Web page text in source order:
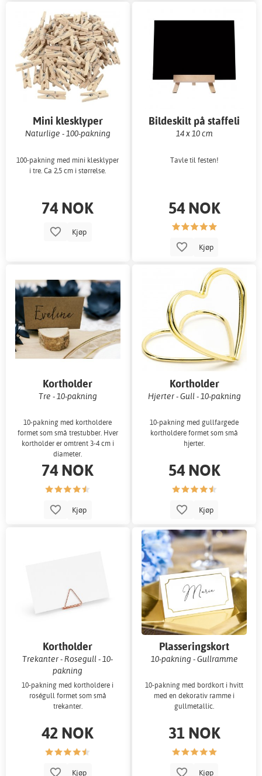
Mini klesklyper
Naturlige - 100-pakning
100-pakning med mini klesklyper
i tre. Ca 2,5 cm i størrelse.
74 NOK
Kjøp
Bildeskilt på staffeli
14 x 10 cm
Tavle til festen!
54 NOK
Kjøp
Kortholder
Tre - 10-pakning
10-pakning med kortholdere
formet som små trestubber. Hver
kortholder er omtrent 3-4 cm i
diameter.
74 NOK
Kjøp
Kortholder
Hjerter - Gull - 10-pakning
10-pakning med gullfargede
kortholdere formet som små
hjerter.
54 NOK
Kjøp
Kortholder
Trekanter - Rosegull - 10-
pakning
10-pakning med kortholdere i
roségull formet som små
trekanter.
42 NOK
Kjøp
Plasseringskort
10-pakning - Gullramme
10-pakning med bordkort i hvitt
med en dekorativ ramme i
gullmetallic.
31 NOK
Kjøp